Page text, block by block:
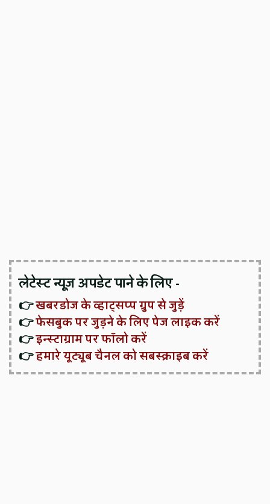
लेटेस्ट न्यूज़ अपडेट पाने के लिए -
👉खबरडोज के व्हाट्सप्प ग्रुप से जुड़ें
👉फेसबुक पर जुड़ने के लिए पेज लाइक करें
👉इन्स्टाग्राम पर फॉलो करें
👉हमारे यूट्यूब चैनल को सबस्क्राइब करें